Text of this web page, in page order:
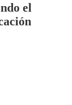
el